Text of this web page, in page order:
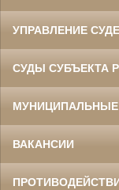
УПРАВЛЕНИЕ
СУДЫ СУБЪЕКТА
ВАКАНСИИ